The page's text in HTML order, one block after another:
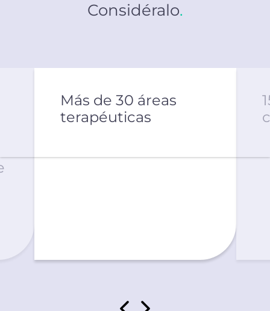
Considéralo.
Más de 30 áreas
terapéuticas